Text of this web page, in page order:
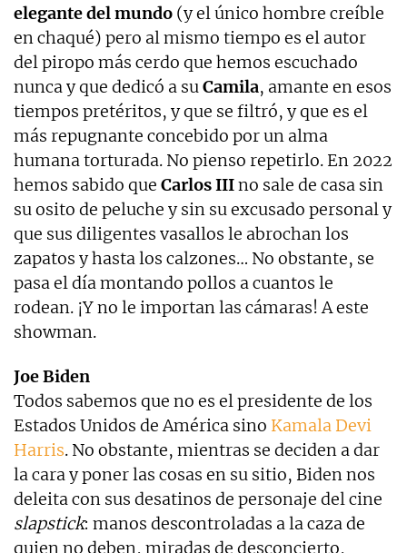
elegante del mundo (y el único hombre creíble
en chaqué) pero al mismo tiempo es el autor
del piropo más cerdo que hemos escuchado
nunca y que dedicó a suCamila, amante en esos
tiempos pretéritos, y que se filtró, y que es el
más repugnante concebido por un alma
humana torturada. No pienso repetirlo. En 2022
hemos sabido que Carlos IIIno sale de casa sin
su osito de peluche y sin su excusado personal y
que sus diligentes vasallos le abrochan los
zapatos y hasta los calzones… No obstante, se
pasa el día montando pollos a cuantos le
rodean. ¡Y no le importan las cámaras! A este
showman.
Joe Biden
Todos sabemos que no es el presidente de los
Estados Unidos de América sino Kamala Devi
Harris. No obstante, mientras se deciden a dar
la cara y poner las cosas en su sitio, Biden nos
deleita con sus desatinos de personaje del cine
slapstick: manos descontroladas a la caza de
quien no deben, miradas de desconcierto,